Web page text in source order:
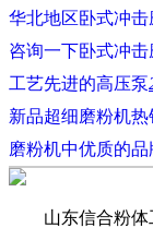
华北地区卧式冲击
咨询一下卧式冲
工艺先进的高压泵
新品超细磨粉机热
磨粉机中优质的品
山东信合粉体